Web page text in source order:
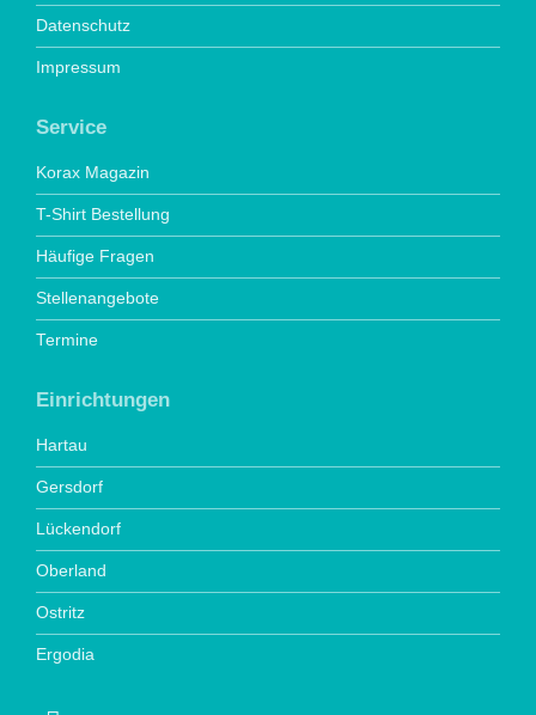
Datenschutz
Impressum
Service
Korax Magazin
T-Shirt Bestellung
Häufige Fragen
Stellenangebote
Termine
Einrichtungen
Hartau
Gersdorf
Lückendorf
Oberland
Ostritz
Ergodia